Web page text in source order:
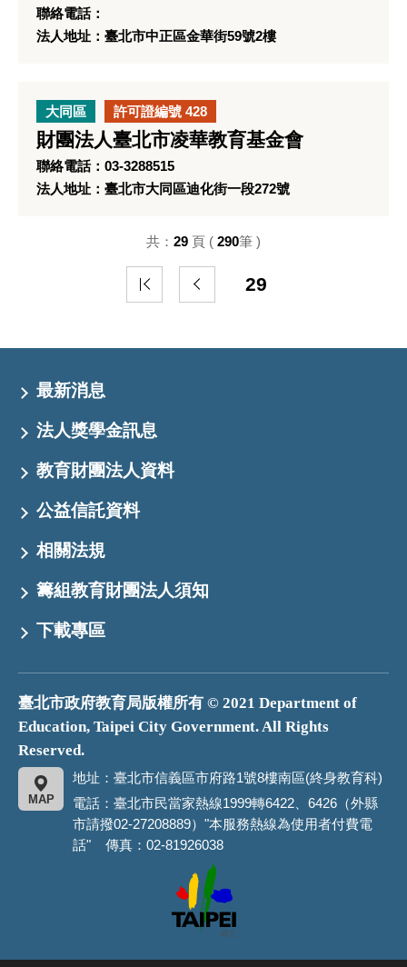
聯絡電話：
法人地址：臺北市中正區金華街59號2樓
大同區 許可證編號 428
財團法人臺北市凌華教育基金會
聯絡電話：03-3288515
法人地址：臺北市大同區迪化街一段272號
29
共： 29 頁 ( 290筆 )
最新消息
法人獎學金訊息
教育財團法人資料
公益信託資料
相關法規
籌組教育財團法人須知
下載專區
臺北市政府教育局版權所有 © 2021 Department of
Education, Taipei City Government. All Rights
Reserved.
地址：臺北市信義區市府路1號8樓南區(終身教育科)
MAP
電話：臺北市民當家熱線1999轉6422、6426（外縣
市請撥02-27208889）"本服務熱線為使用者付費電
話" 傳真：02-81926038
市
政